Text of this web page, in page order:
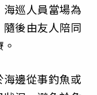
巡人員當場為
後由友人陪同
邊從事釣魚或